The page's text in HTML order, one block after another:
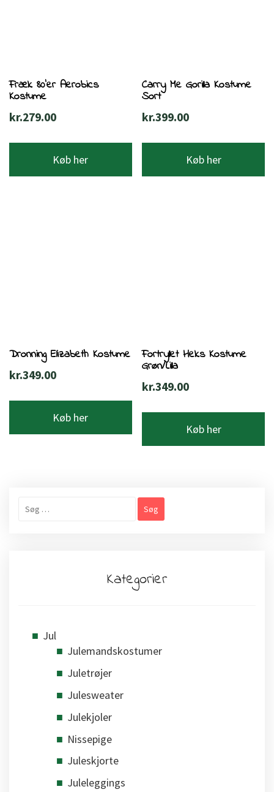
Fræk 80’er Aerobics
Kostume
kr.279.00
Køb her
Carry Me Gorilla Kostume
Sort
kr.399.00
Køb her
Dronning Elizabeth Kostume
kr.349.00
Køb her
Fortryllet Heks Kostume
Grøn/Lilla
kr.349.00
Køb her
efter:
Kategorier
Jul
Julemandskostumer
Juletrøjer
Julesweater
Julekjoler
Nissepige
Juleskjorte
Juleleggings